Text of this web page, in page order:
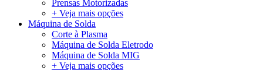
Prensas Motorizadas
+ Veja mais opções
Máquina de Solda
Corte à Plasma
Máquina de Solda Eletrodo
Máquina de Solda MIG
+ Veja mais opções